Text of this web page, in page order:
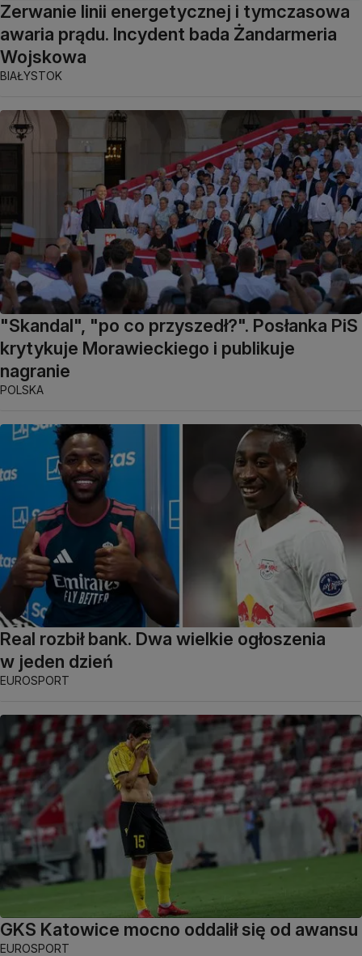
Zerwanie linii energetycznej i tymczasowa
awaria prądu. Incydent bada Żandarmeria
Wojskowa
BIAŁYSTOK
"Skandal", "po co przyszedł?". Posłanka PiS
krytykuje Morawieckiego i publikuje
nagranie
POLSKA
Real rozbił bank. Dwa wielkie ogłoszenia
w jeden dzień
EUROSPORT
GKS Katowice mocno oddalił się od awansu
EUROSPORT